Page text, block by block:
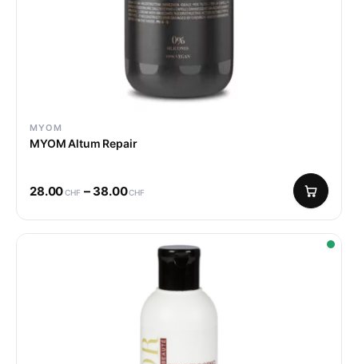
MYOM
MYOM Altum Repair
28.00CHF – 38.00CHF